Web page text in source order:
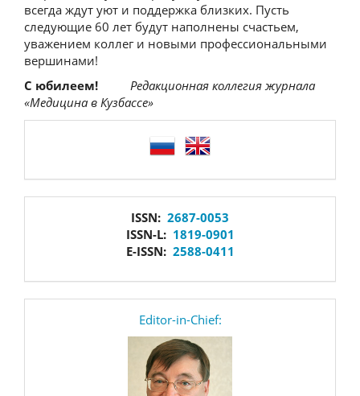
всегда ждут уют и поддержка близких. Пусть
следующие 60 лет будут наполнены счастьем,
уважением коллег и новыми профессиональными
вершинами!
С юбилеем!
Редакционная коллегия журнала
«Медицина в Кузбассе»
ISSN: 2687-0053
ISSN-L: 1819-0901
E-ISSN: 2588-0411
Editor-in-Chief: